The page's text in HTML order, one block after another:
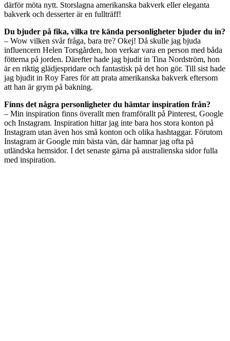
därför möta nytt. Storslagna amerikanska bakverk eller eleganta
bakverk och desserter är en fullträff!
Du bjuder på fika, vilka tre kända personligheter bjuder du in?
– Wow vilken svår fråga, bara tre? Okej! Då skulle jag bjuda
influencern Helen Torsgården, hon verkar vara en person med båda
fötterna på jorden. Därefter hade jag bjudit in Tina Nordström, hon
är en riktig glädjespridare och fantastisk på det hon gör. Till sist hade
jag bjudit in Roy Fares för att prata amerikanska bakverk eftersom
att han är grym på bakning.
Finns det några personligheter du hämtar inspiration från?
– Min inspiration finns överallt men framförallt på Pinterest, Google
och Instagram. Inspiration hittar jag inte bara hos stora konton på
Instagram utan även hos små konton och olika hashtaggar. Förutom
Instagram är Google min bästa vän, där hamnar jag ofta på
utländska hemsidor. I det senaste gärna på australienska sidor fulla
med inspiration.